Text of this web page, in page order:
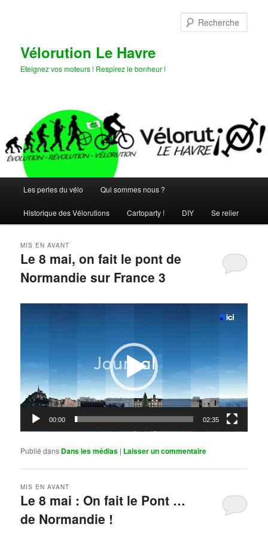
Vélorution Le Havre
Eteignez vos moteurs ! Respirez le bonheur !
principal
Les perles du vélo Qui sommes nous ?
Historique des Vélorutions Cartoparty ! DIY Se relier
Le 8 mai, on fait le pont de
Normandie sur France 3
MIS EN AVANT
00:00 02:35
Publié dans Dans les médias | Laisser un commentaire
Le 8 mai : On fait le Pont …
de Normandie !
MIS EN AVANT